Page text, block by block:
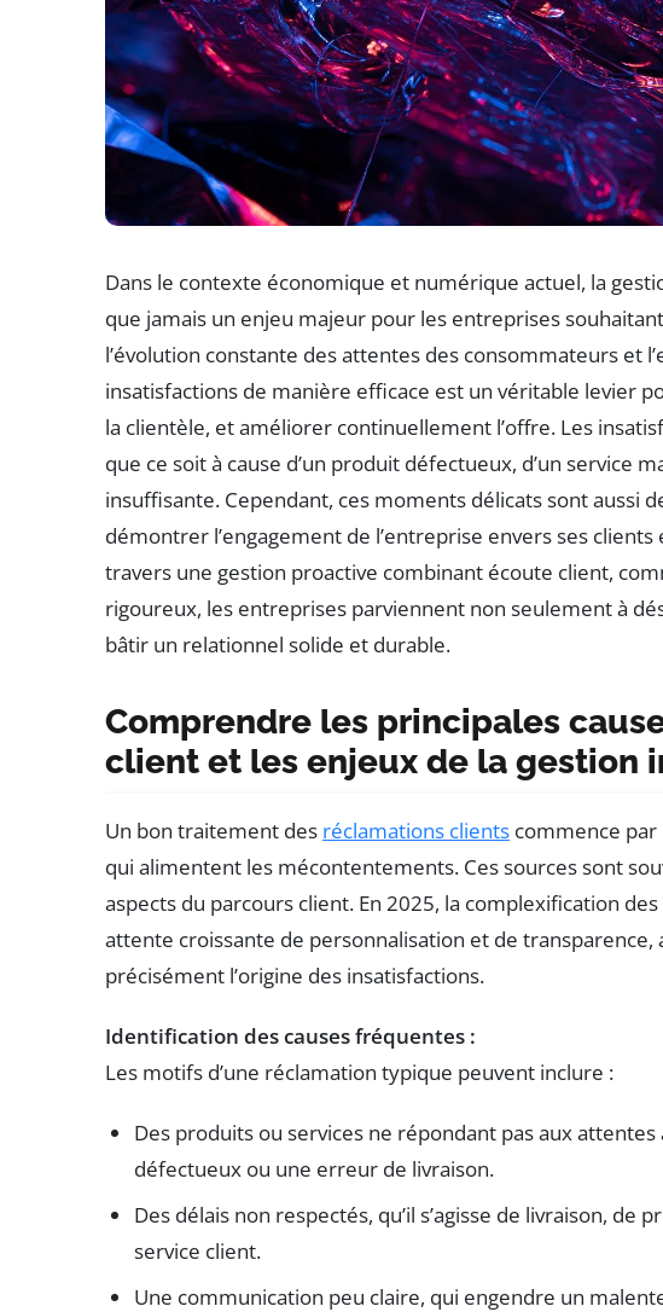
Dans le contexte économique et numérique actuel, la
que jamais un enjeu majeur pour les entreprises
l’évolution constante des attentes des consommateurs et
insatisfactions de manière efficace est un véritable levier
la clientèle, et améliorer continuellement l’offre. Les
que ce soit à cause d’un produit défectueux, d’un service
insuffisante. Cependant, ces moments délicats sont aussi
démontrer l’engagement de l’entreprise envers ses
travers une gestion proactive combinant écoute client,
rigoureux, les entreprises parviennent non seulement à
bâtir un relationnel solide et durable.
Comprendre les principales
client et les enjeux de la gestion
Un bon traitement des réclamations clients commence par
qui alimentent les mécontentements. Ces sources sont
aspects du parcours client. En 2025, la complexification
attente croissante de personnalisation et de transparence,
précisément l’origine des insatisfactions.
Identification des causes fréquentes :
Les motifs d’une réclamation typique peuvent inclure :
Des produits ou services ne répondant pas aux
défectueux ou une erreur de livraison.
Des délais non respectés, qu’il s’agisse de livraison, de
service client.
Une communication peu claire, qui engendre un